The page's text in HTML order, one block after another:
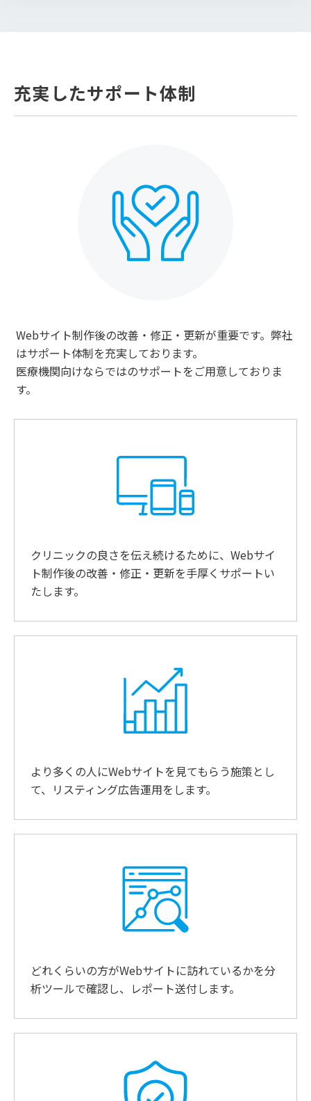
充実したサポート体制
Webサイト制作後の改善・修正・更新が重要です。弊社
はサポート体制を充実しております。
医療機関向けならではのサポートをご用意しておりま
す。
クリニックの良さを伝え続けるために、Webサイ
ト制作後の改善・修正・更新を手厚くサポートい
たします。
より多くの人にWebサイトを見てもらう施策とし
て、リスティング広告運用をします。
どれくらいの方がWebサイトに訪れているかを分
析ツールで確認し、レポート送付します。